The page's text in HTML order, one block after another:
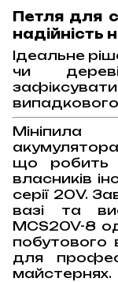
Петля для
надійність
Ідеальне
чи
випадкового
що робить
власників
серії 20V.
вазі та
MCS20V-8
побутового
для
майстернях.